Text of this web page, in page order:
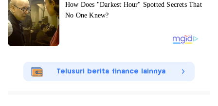
Telusuri berita finance lainnya